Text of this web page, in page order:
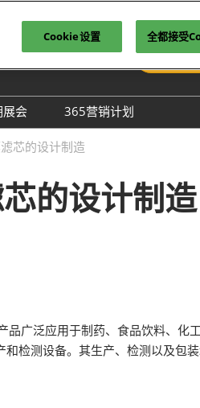
中文
English
한국인
日本語
แบบไทย
Indonesia
参观登记
展会
深圳国际胶粘剂及化工原料
国际高性能材料展
亚洲材料周
365营销计划
芯的设计制造
的设计制造
品广泛应用于制药、食品饮料、化
检测设备。其生产、检测以及包
Cookie设置 全都接受